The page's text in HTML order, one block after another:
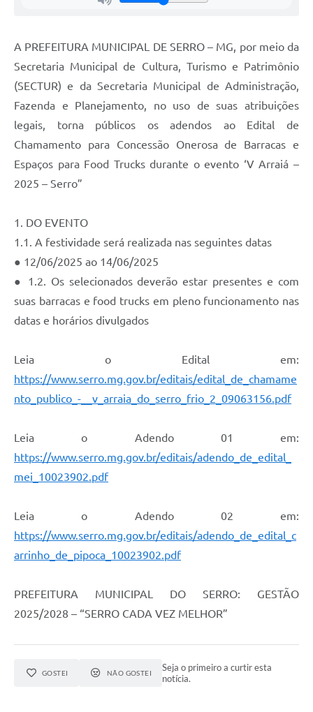
Arquivos para Download
SIC
Jornal
Covid -19 em Serro
Links
Galeria de Vídeos
Diário Oficial
Notícias
Radar da Transparência Pública
Listagem de Contribuintes Inscritos na Dívida Ativa do
A PREFEITURA MUNICIPAL DE SERRO – MG, por meio da
Secretaria Municipal de Cultura, Turismo e Patrimônio
(SECTUR) e da Secretaria Municipal de Administração,
Fazenda e Planejamento, no uso de suas atribuições
legais, torna públicos os adendos ao Edital de
Chamamento para Concessão Onerosa de Barracas e
Espaços para Food Trucks durante o evento ‘V Arraiá –
2025 – Serro”
1. DO EVENTO
1.1. A festividade será realizada nas seguintes datas
● 12/06/2025 ao 14/06/2025
● 1.2. Os selecionados deverão estar presentes e com
suas barracas e food trucks em pleno funcionamento nas
datas e horários divulgados
Leia o Edital em:
https://www.serro.mg.gov.br/editais/edital_de_chamame
nto_publico_-__v_arraia_do_serro_frio_2_09063156.pdf
Leia o Adendo 01 em:
https://www.serro.mg.gov.br/editais/adendo_de_edital_
mei_10023902.pdf
Leia o Adendo 02 em:
https://www.serro.mg.gov.br/editais/adendo_de_edital_c
arrinho_de_pipoca_10023902.pdf
PREFEITURA MUNICIPAL DO SERRO: GESTÃO
2025/2028 – “SERRO CADA VEZ MELHOR”
GOSTEI NÃO GOSTEI
Seja o primeiro a curtir esta
notícia.